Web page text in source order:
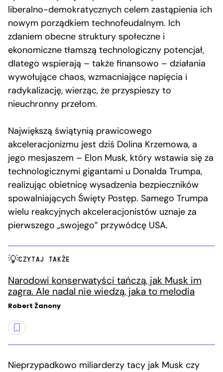
liberalno-demokratycznych celem zastąpienia ich
nowym porządkiem technofeudalnym. Ich
zdaniem obecne struktury społeczne i
ekonomiczne tłamszą technologiczny potencjał,
dlatego wspierają – także finansowo – działania
wywołujące chaos, wzmacniające napięcia i
radykalizację, wierząc, że przyspieszy to
nieuchronny przełom.
Największą świątynią prawicowego
akceleracjonizmu jest dziś Dolina Krzemowa, a
jego mesjaszem – Elon Musk, który wstawia się za
technologicznymi gigantami u Donalda Trumpa,
realizując obietnicę wysadzenia bezpieczników
spowalniających Święty Postęp. Samego Trumpa
wielu reakcyjnych akceleracjonistów uznaje za
pierwszego „swojego” przywódcę USA.
CZYTAJ TAKŻE
Narodowi konserwatyści tańczą, jak Musk im
zagra. Ale nadal nie wiedzą, jaka to melodia
Robert Žanony
Nieprzypadkowo miliarderzy tacy jak Musk czy